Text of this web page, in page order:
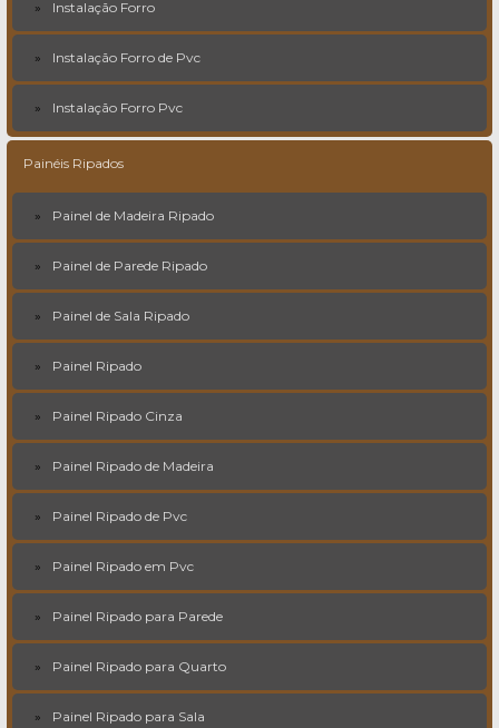
Instalação Forro
Instalação Forro de Pvc
Instalação Forro Pvc
Painéis Ripados
Painel de Madeira Ripado
Painel de Parede Ripado
Painel de Sala Ripado
Painel Ripado
Painel Ripado Cinza
Painel Ripado de Madeira
Painel Ripado de Pvc
Painel Ripado em Pvc
Painel Ripado para Parede
Painel Ripado para Quarto
Painel Ripado para Sala